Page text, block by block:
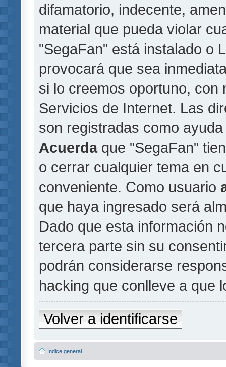
difamatorio, indecente,
material que pueda violar
"SegaFan" está instalado o
provocará que sea
si lo creemos oportuno, con
Servicios de Internet. Las
son registradas como
Acuerdaque "SegaFan"
o cerrar cualquier tema en
conveniente. Como usuario
que haya ingresado será
Dado que esta información
tercera parte sin su
podrán considerarse
hacking que conlleve a que
Volver a identificarse
Índice general